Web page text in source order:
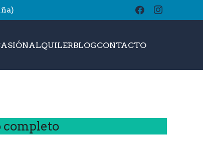
ALQUILERBLOGCONTACTObuscar
completo